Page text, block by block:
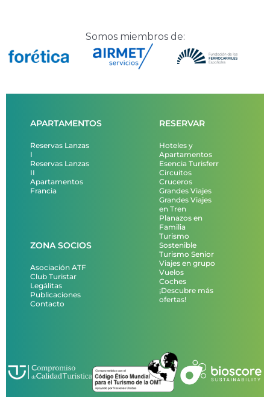
APARTAMENTOS
Reservas Lanzas
I
Reservas Lanzas
II
Apartamentos
Francia
ZONA SOCIOS
Asociación ATF
Club Turistar
Legálitas
Publicaciones
Contacto
RESERVAR
Hoteles y
Apartamentos
Esencia Turisferr
Circuitos
Cruceros
Grandes Viajes
Grandes Viajes
en Tren
Planazos en
Familia
Turismo
Sostenible
Turismo Senior
Viajes en grupo
Vuelos
Coches
¡Descubre más
ofertas!
Somos miembros de: